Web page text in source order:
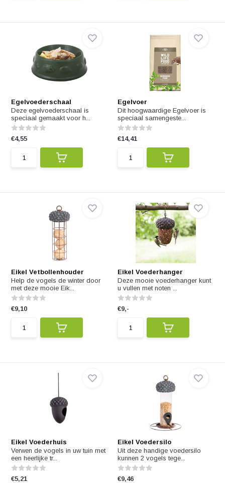
Egelvoederschaal
Deze egelvoederschaal is
speciaal gemaakt voor h...
€4,55
Egelvoer
Dit hoogwaardige Egelvoer is
speciaal samengeste...
€14,41
Eikel Vetbollenhouder
Help de vogels de winter door
met deze mooie Eik...
€9,10
Eikel Voederhanger
Deze mooie voederhanger kunt
u vullen met noten ...
€9,-
Eikel Voederhuis
Verwen de vogels in uw tuin met
een heerlijke tr...
€5,21
Eikel Voedersilo
Uit deze handige voedersilo
kunnen 2 vogels tege...
€9,46